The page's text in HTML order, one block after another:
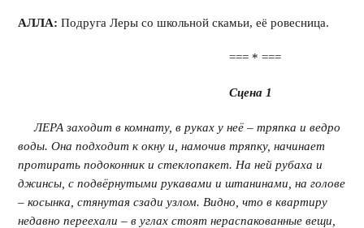
АЛЛА: Подруга Леры со школьной скамьи, её ровесница.
=== * ===
Сцена 1
ЛЕРА заходит в комнату, в руках у неё – тряпка и ведро
воды. Она подходит к окну и, намочив тряпку, начинает
протирать подоконник и стеклопакет. На ней рубаха и
джинсы, с подвёрнутыми рукавами и штанинами, на голове
– косынка, стянутая сзади узлом. Видно, что в квартиру
недавно переехали – в углах стоят нераспакованные вещи,